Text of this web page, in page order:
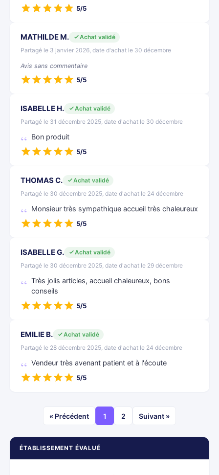
ÉTABLISSEMENT ÉVALUÉ
5/5
MATHILDE M.
Achat validé
Partagé le 3 janvier 2026, date d'achat le 30 décembre
Avis sans commentaire
5/5
ISABELLE H.
Achat validé
Partagé le 31 décembre 2025, date d'achat le 30 décembre
Bon produit
5/5
THOMAS C.
Achat validé
Partagé le 30 décembre 2025, date d'achat le 24 décembre
Monsieur très sympathique accueil très chaleureux
5/5
ISABELLE G.
Achat validé
Partagé le 30 décembre 2025, date d'achat le 29 décembre
Très jolis articles, accueil chaleureux, bons
conseils
5/5
EMILIE B.
Achat validé
Partagé le 28 décembre 2025, date d'achat le 24 décembre
Vendeur très avenant patient et à l'écoute
5/5
« Précédent 1 2 Suivant »